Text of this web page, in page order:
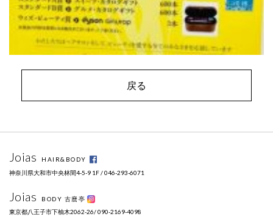
戻る
Joias
HAIR&BODY
神奈川県大和市中央林間4-5-9 1F / 046-293-6071
Joias
BODY 古麿亭
東京都八王子市下柚木2062-26/ 090-2169-4098